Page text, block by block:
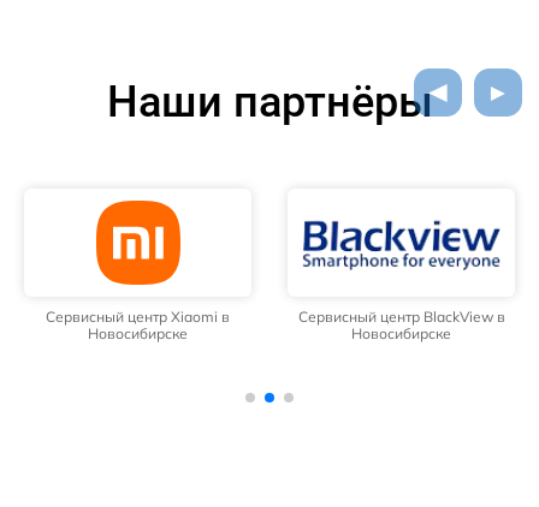
Наши партнёры
Сервисный центр Xiaomi в
Новосибирске
Сервисный центр BlackView в
Новосибирске